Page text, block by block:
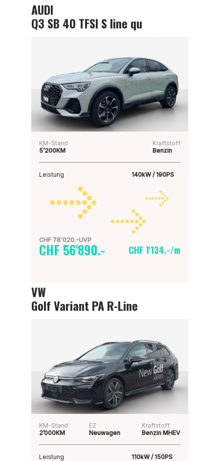
AUDI
Q3 SB 40 TFSI S line qu
KM-Stand
5’200KM
Kraftstoff
Benzin
Leistung 140kW / 190PS
CHF 78'020.-UVP
CHF 56'890.- CHF 1'134.-/m
VW
Golf Variant PA R-Line
KM-Stand
2’000KM
EZ
Neuwagen
Kraftstoff
Benzin MHEV
Leistung 110kW / 150PS